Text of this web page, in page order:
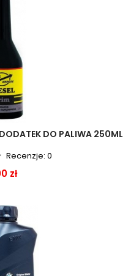
DO PALIWA 250ML
Recenzje: 0
zł